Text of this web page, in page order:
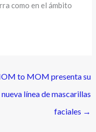
como en el ámbito
to MOM presenta su
nueva línea de mascarillas
faciales →